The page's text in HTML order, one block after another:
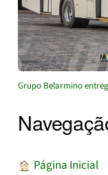
Grupo Belarmino
︎ Página Inicial